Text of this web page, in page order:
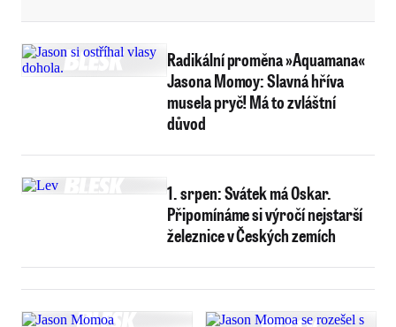
Radikální proměna »Aquamana«
Jasona Momoy: Slavná hříva
musela pryč! Má to zvláštní
důvod
1. srpen: Svátek má Oskar.
Připomínáme si výročí nejstarší
železnice v Českých zemích